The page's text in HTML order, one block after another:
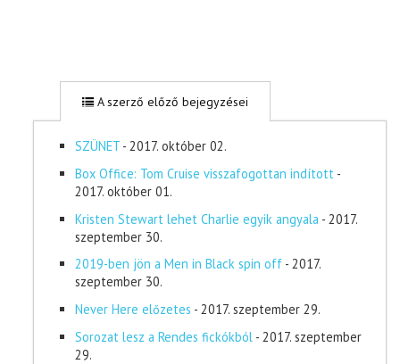
A szerző előző bejegyzései
SZÜNET - 2017. október 02.
Box Office: Tom Cruise visszafogottan indított -
2017. október 01.
Kristen Stewart lehet Charlie egyik angyala - 2017.
szeptember 30.
2019-ben jön a Men in Black spin off - 2017.
szeptember 30.
Never Here előzetes - 2017. szeptember 29.
Sorozat lesz a Rendes fickókból - 2017. szeptember
29.